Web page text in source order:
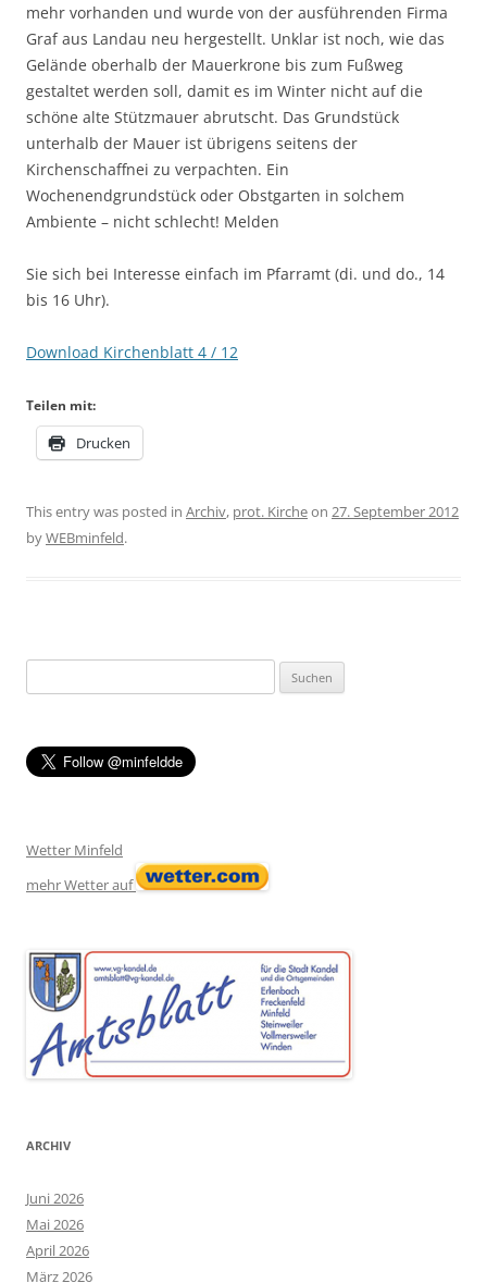
mehr vorhanden und wurde von der ausführenden Firma
Graf aus Landau neu hergestellt. Unklar ist noch, wie das
Gelände oberhalb der Mauerkrone bis zum Fußweg
gestaltet werden soll, damit es im Winter nicht auf die
schöne alte Stützmauer abrutscht. Das Grundstück
unterhalb der Mauer ist übrigens seitens der
Kirchenschaffnei zu verpachten. Ein
Wochenendgrundstück oder Obstgarten in solchem
Ambiente – nicht schlecht! Melden
Sie sich bei Interesse einfach im Pfarramt (di. und do., 14
bis 16 Uhr).
Download Kirchenblatt 4 / 12
Teilen mit:
Drucken
This entry was posted in Archiv, prot. Kircheon 27. September 2012
byWEBminfeld.
nach:
Wetter Minfeld
mehr Wetter auf
ARCHIV
Juni 2026
Mai 2026
April 2026
März 2026